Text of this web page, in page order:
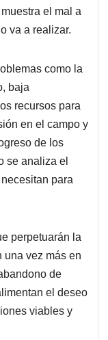
el mal a
va a realizar.
como la
baja
recursos para
en el campo y
de los
se analiza el
para
perpetuarán la
una vez más en
de
el deseo
viables y